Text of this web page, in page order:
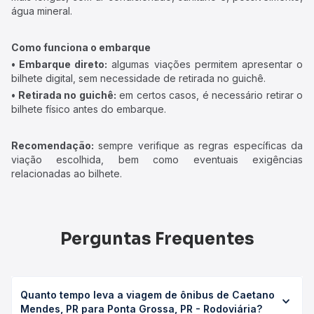
água mineral.
Como funciona o embarque
• Embarque direto: algumas viações permitem apresentar o
bilhete digital, sem necessidade de retirada no guichê.
• Retirada no guichê: em certos casos, é necessário retirar o
bilhete físico antes do embarque.
Recomendação: sempre verifique as regras específicas da
viação escolhida, bem como eventuais exigências
relacionadas ao bilhete.
Perguntas Frequentes
Quanto tempo leva a viagem de ônibus de Caetano
Mendes, PR para Ponta Grossa, PR - Rodoviária?